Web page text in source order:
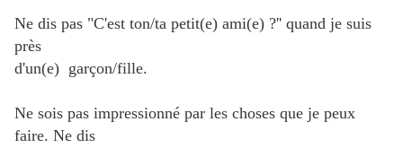
Ne dis pas "C'est ton/ta petit(e) ami(e) ?'' quand je suis
près
d'un(e) garçon/fille.
Ne sois pas impressionné par les choses que je peux
faire. Ne dis